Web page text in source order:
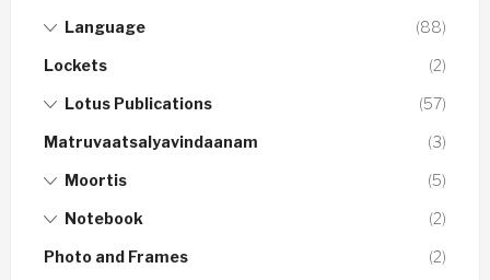
Language (88)
Lockets (2)
Lotus Publications (57)
Matruvaatsalyavindaanam (3)
Moortis (5)
Notebook (2)
Photo and Frames (2)